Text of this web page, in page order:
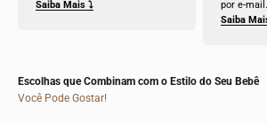
Saiba Mais ⤵
por e-mail.
Saiba
Escolhas que Combinam com o Estilo do Seu Bebê
Você Pode Gostar!